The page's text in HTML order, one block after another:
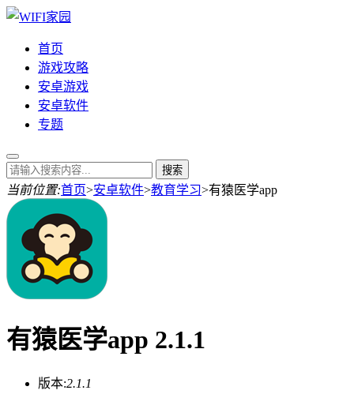
首页
游戏攻略
安卓游戏
安卓软件
专题
当前位置:首页>安卓软件>教育学习>有猿医学app
有猿医学app 2.1.1
版本:2.1.1